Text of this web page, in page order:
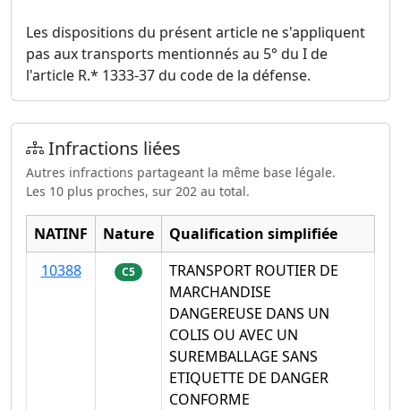
Les dispositions du présent article ne s'appliquent
pas aux transports mentionnés au 5° du I de
l'article R.* 1333-37 du code de la défense.
Infractions liées
Autres infractions partageant la même base légale.
Les 10 plus proches, sur 202 au total.
NATINF Nature
Qualification simplifiée
10388
C5
TRANSPORT ROUTIER DE
MARCHANDISE
DANGEREUSE DANS UN
COLIS OU AVEC UN
SUREMBALLAGE SANS
ETIQUETTE DE DANGER
CONFORME